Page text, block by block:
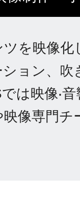
を映像化
ョン、吹
は映像‧
像専門チ